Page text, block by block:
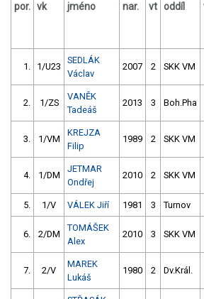
por. vk jméno nar. vt oddíl
1. 1/U23
SEDLÁK
Václav
2007 2 SKK VM
2. 1/ZS
VANĚK
Tadeáš
2013 3 Boh.Pha
3. 1/VM
KREJZA
Filip
1989 2 SKK VM
4. 1/DM
JETMAR
Ondřej
2010 2 SKK VM
5. 1/V VÁLEK Jiří 1981 3 Turnov
6. 2/DM
TOMÁŠEK
Alex
2010 3 SKK VM
7. 2/V
MAREK
Lukáš
1980 2 Dv.Král.